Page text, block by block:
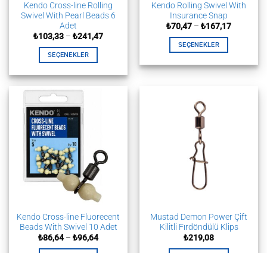
Kendo Cross-line Rolling
Swivel With Pearl Beads 6
Adet
₺103,33 – ₺241,47Fiyat
SEÇENEKLER
ürünün
birden
fazla
varyasyonu
Seçenekler
ürün
sayfasından
seçilebilir
Kendo Rolling Swivel With
Insurance Snap
₺70,47 – ₺167,17Fiyat
SEÇENEKLER
ürünün
varyasyonu
var.
Seçenekler
ürün
sayfasından
seçilebilir
Kendo Cross-line Fluorecent
Beads With Swivel 10 Adet
₺86,64 – ₺96,64Fiyat
Mustad Demon Power Çift
Kilitli Fırdöndülü Klips
₺219,08